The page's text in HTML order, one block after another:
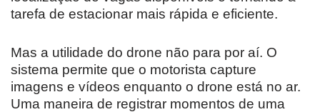
tarefa de estacionar mais rápida e eficiente.
Mas a utilidade do drone não para por aí. O
sistema permite que o motorista capture
imagens e vídeos enquanto o drone está no ar.
Uma maneira de registrar momentos de uma